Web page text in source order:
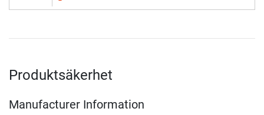
Produktsäkerhet
Manufacturer Information